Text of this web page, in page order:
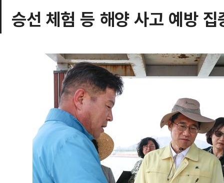
승선 체험 등 해양 사고 예방 집